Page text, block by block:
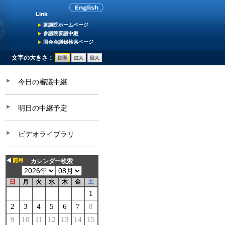
衆議院ホームページ
参議院審議中継
国会会議録検索ページ
文字の大きさ：
今日の審議中継
明日の中継予定
ビデオライブラリ
カレンダー検索
日 月 火 水 木 金 土
1
2
3 4 5 6 7
8
9
10 11 12 13 14
15